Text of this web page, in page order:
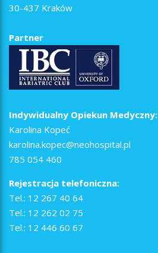
30-437 Kraków
Partner
Indywidualny Opiekun Medyczny:
Karolina Kopeć
karolina.kopec@neohospital.pl
785 054 460
Rejestracja telefoniczna:
Tel.: 12 267 40 64
Tel.: 12 262 02 75
Tel.: 12 446 60 67